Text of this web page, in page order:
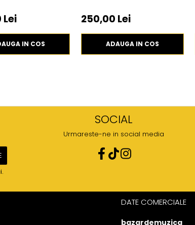
Lei
IN COS
250,00 Lei
ADAUGA IN COS
SOCIAL
Urmareste-ne in social media
DATE COMERCIALE
bazardemuzica